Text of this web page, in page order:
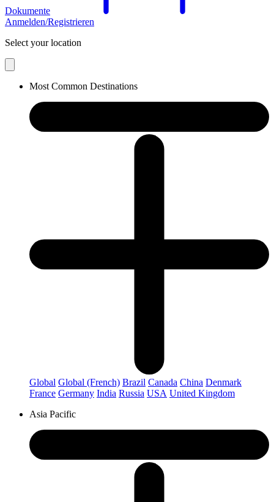
Dokumente
Anmelden/Registrieren
Select your location
Most Common Destinations
Global Global (French) Brazil Canada China Denmark
France Germany India Russia USA United Kingdom
Asia Pacific